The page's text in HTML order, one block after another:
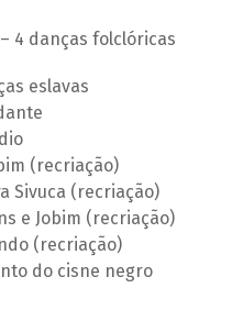
4 danças folclóricas
eslavas
(recriação)
Sivuca (recriação)
e Jobim (recriação)
(recriação)
do cisne negro